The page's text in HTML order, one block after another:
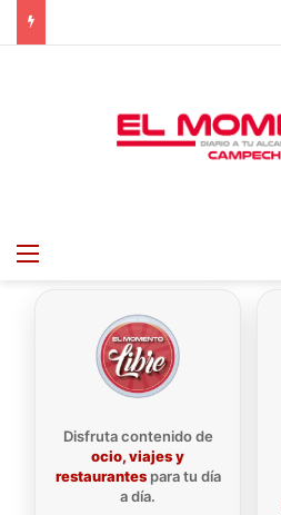
Menu
Disfruta contenido de
ocio, viajes y
restaurantespara tu día
a día.